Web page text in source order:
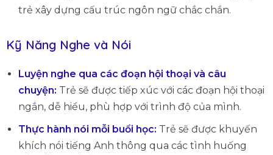
trẻ xây dựng cấu trúc ngôn ngữ chắc chắn.
Kỹ Năng Nghe và Nói
Luyện nghe qua các đoạn hội thoại và câu
chuyện: Trẻ sẽ được tiếp xúc với các đoạn hội thoại
ngắn, dễ hiểu, phù hợp với trình độ của mình.
Thực hành nói mỗi buổi học: Trẻ sẽ được khuyến
khích nói tiếng Anh thông qua các tình huống